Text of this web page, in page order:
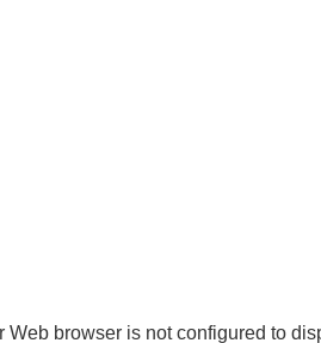
Web browser is not configured to